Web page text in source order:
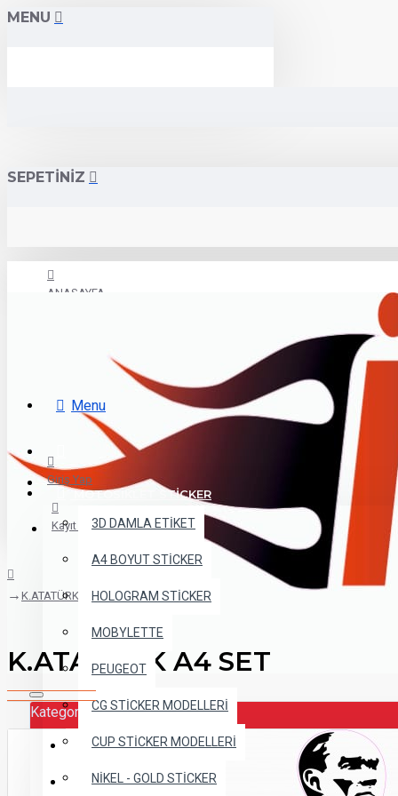
MENU
SEPETİNİZ
ANASAYFA
+90 538 328 7371
Kategoriler
Kategoriler
FAR FİLMLERİ
Giriş Yap
Menu
MOTOSİKLET STİCKER
3D DAMLA ETİKET
A4 BOYUT STİCKER
HOLOGRAM STİCKER
MOBYLETTE
PEUGEOT
CG STİCKER MODELLERİ
CUP STİCKER MODELLERİ
NİKEL - GOLD STİCKER
Giriş Yap
Kayıt Ol
K.ATATÜRK A4 SET
K.ATATÜRK A4 SET